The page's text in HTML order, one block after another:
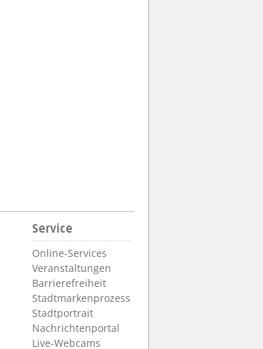
Service
Online-Services
Veranstaltungen
Barrierefreiheit
Stadtmarkenprozess
Stadtportrait
Nachrichtenportal
Live-Webcams